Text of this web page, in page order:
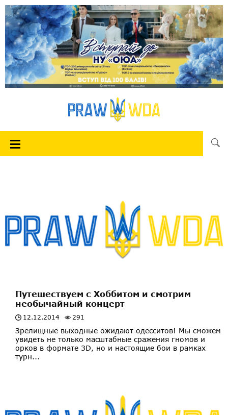
Путешествуем с Хоббитом и смотрим
необычайный концерт
12.12.2014 291
Зрелищные выходные ожидают одесситов! Мы сможем
увидеть не только масштабные сражения гномов и
орков в формате 3D, но и настоящие бои в рамках
турн...